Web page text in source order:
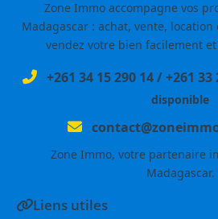
Zone Immo accompagne vos
Madagascar : achat, vente, location
vendez votre bien facilement
+261 34 15 290 14/+261 33
disponible
Zone Immo, votre partenaire
Madagascar.
Liens utiles